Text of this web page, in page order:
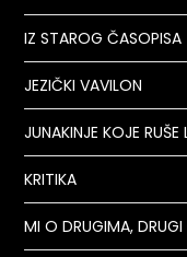
IZ STAROG ČASOPISA
JEZIČKI VAVILON
JUNAKINJE KOJE RUŠE
KRITIKA
MI O DRUGIMA,